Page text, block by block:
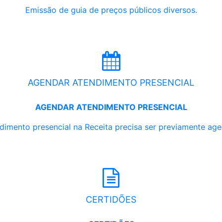
Emissão de guia de preços públicos diversos.
AGENDAR ATENDIMENTO PRESENCIAL
AGENDAR ATENDIMENTO PRESENCIAL
presencial na Receita precisa ser previamente
CERTIDÕES